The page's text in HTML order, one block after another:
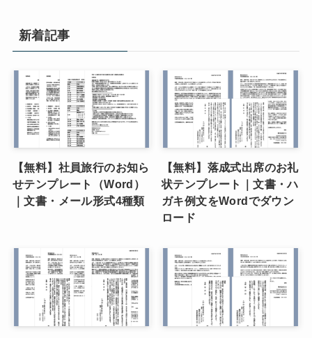
新着記事
【無料】社員旅行のお知ら
せテンプレート（Word）
｜文書・メール形式4種類
【無料】落成式出席のお礼
状テンプレート｜文書・ハ
ガキ例文をWordでダウン
ロード